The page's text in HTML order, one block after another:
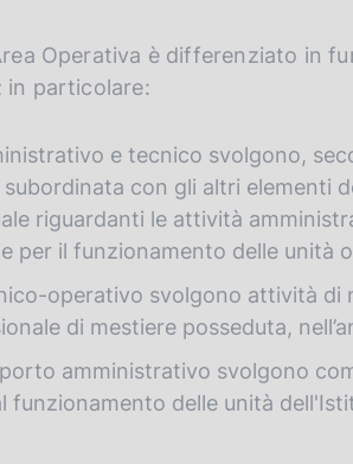
Operativa è differenziato in
in particolare:
e tecnico svolgono,
con gli altri elementi
riguardanti le attività
per il funzionamento delle unità
operativo svolgono attività di
di mestiere posseduta,
amministrativo svolgono
funzionamento delle unità